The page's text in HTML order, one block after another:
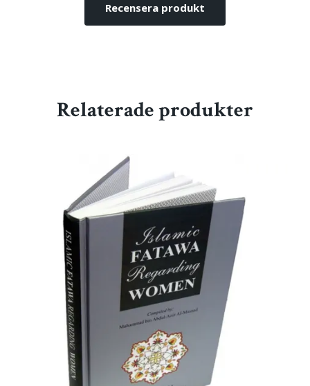
Recensera produkt
Relaterade produkter